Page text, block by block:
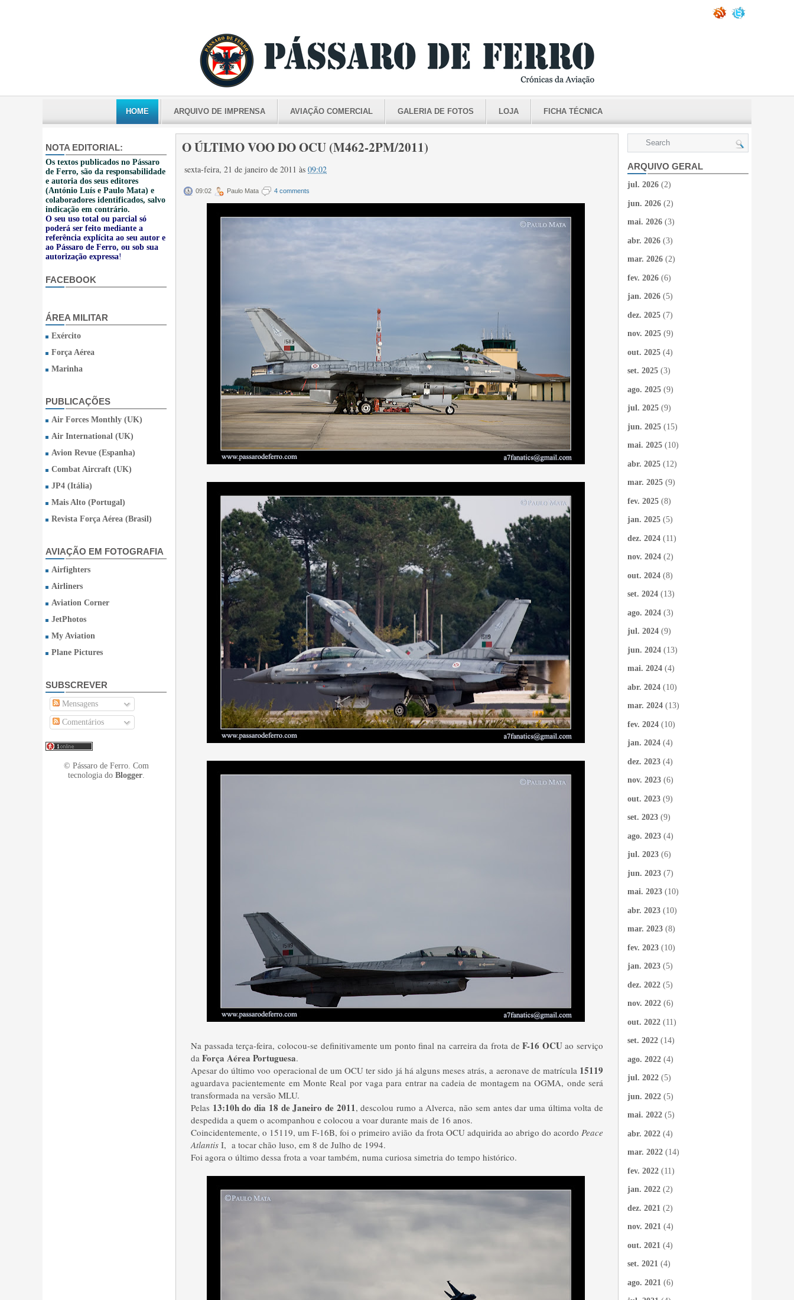
HOME ARQUIVO DE IMPRENSA AVIAÇÃO COMERCIAL GALERIA DE FOTOS LOJA FICHA TÉCNICA
NOTA EDITORIAL:
Os textos publicados no Pássaro
de Ferro, são da responsabilidade
e autoria dos seus editores
(António Luís e Paulo Mata) e
colaboradores identificados, salvo
indicação em contrário.
O seu uso total ou parcial só
poderá ser feito mediante a
referência explícita ao seu autor e
ao Pássaro de Ferro, ou sob sua
autorização expressa!
FACEBOOK
ÁREA MILITAR
Exército
Força Aérea
Marinha
PUBLICAÇÕES
Air Forces Monthly (UK)
Air International (UK)
Avion Revue (Espanha)
Combat Aircraft (UK)
JP4 (Itália)
Mais Alto (Portugal)
Revista Força Aérea (Brasil)
AVIAÇÃO EM FOTOGRAFIA
Airfighters
Airliners
Aviation Corner
JetPhotos
My Aviation
Plane Pictures
SUBSCREVER
Mensagens
Comentários
© Pássaro de Ferro. Com
tecnologia do Blogger.
O ÚLTIMO VOO DO OCU (M462-2PM/2011)
sexta-feira, 21 de janeiro de 2011 às 09:02
09:02 Paulo Mata 4 comments
Na passada terça-feira, colocou-se definitivamente um ponto final na carreira da frota deF-16 OCUao serviço
da Força Aérea Portuguesa.
Apesar do último voo operacional de um OCU ter sido já há alguns meses atrás, a aeronave de matrícula 15119
aguardava pacientemente em Monte Real por vaga para entrar na cadeia de montagem na OGMA, onde será
transformada na versão MLU.
Pelas 13:10h do dia 18 de Janeiro de 2011, descolou rumo a Alverca, não sem antes dar uma última volta de
despedida a quem o acompanhou e colocou a voar durante mais de 16 anos.
Coincidentemente, o 15119, um F-16B, foi o primeiro avião da frota OCU adquirida ao abrigo do acordo Peace
Atlantis I, a tocar chão luso, em 8 de Julho de 1994.
Foi agora o último dessa frota a voar também, numa curiosa simetria do tempo histórico.
ARQUIVO GERAL
jul. 2026 (2)
jun. 2026 (2)
mai. 2026 (3)
abr. 2026 (3)
mar. 2026 (2)
fev. 2026 (6)
jan. 2026 (5)
dez. 2025 (7)
nov. 2025 (9)
out. 2025 (4)
set. 2025 (3)
ago. 2025 (9)
jul. 2025 (9)
jun. 2025 (15)
mai. 2025 (10)
abr. 2025 (12)
mar. 2025 (9)
fev. 2025 (8)
jan. 2025 (5)
dez. 2024 (11)
nov. 2024 (2)
out. 2024 (8)
set. 2024 (13)
ago. 2024 (3)
jul. 2024 (9)
jun. 2024 (13)
mai. 2024 (4)
abr. 2024 (10)
mar. 2024 (13)
fev. 2024 (10)
jan. 2024 (4)
dez. 2023 (4)
nov. 2023 (6)
out. 2023 (9)
set. 2023 (9)
ago. 2023 (4)
jul. 2023 (6)
jun. 2023 (7)
mai. 2023 (10)
abr. 2023 (10)
mar. 2023 (8)
fev. 2023 (10)
jan. 2023 (5)
dez. 2022 (5)
nov. 2022 (6)
out. 2022 (11)
set. 2022 (14)
ago. 2022 (4)
jul. 2022 (5)
jun. 2022 (5)
mai. 2022 (5)
abr. 2022 (4)
mar. 2022 (14)
fev. 2022 (11)
jan. 2022 (2)
dez. 2021 (2)
nov. 2021 (4)
out. 2021 (4)
set. 2021 (4)
ago. 2021 (6)